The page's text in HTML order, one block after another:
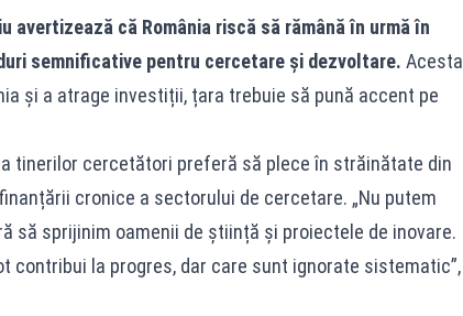
avertizează că România riscă să rămână în urmă în
semnificative pentru cercetare și dezvoltare. Acesta
și a atrage investiții, țara trebuie să pună accent pe
tinerilor cercetători preferă să plece în străinătate din
cronice a sectorului de cercetare. „Nu putem
să sprijinim oamenii de știință și proiectele de inovare.
contribui la progres, dar care sunt ignorate sistematic”,